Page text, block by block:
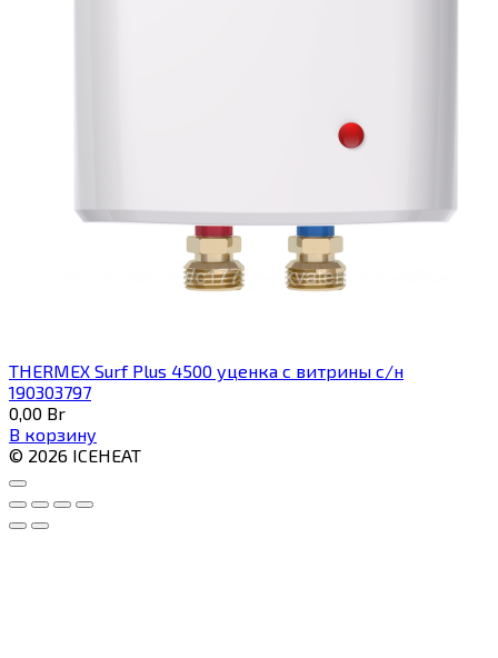
THERMEX Surf Plus 4500 уценка с витрины с/н
190303797
0,00 Br
В корзину
© 2026 ICEHEAT